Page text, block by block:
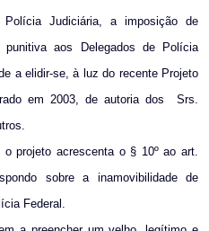
Judiciária, a imposição de
punitiva aos Delegados de Polícia
a elidir-se, à luz do recente Projeto
em 2003, de autoria dos
Srs.
projeto acrescenta o § 10º ao art.
sobre a inamovibilidade de
Federal.